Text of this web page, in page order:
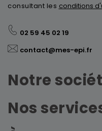
consultant les conditions
02 59 45 02 19
contact@mes-epi.fr
Notre
Nos